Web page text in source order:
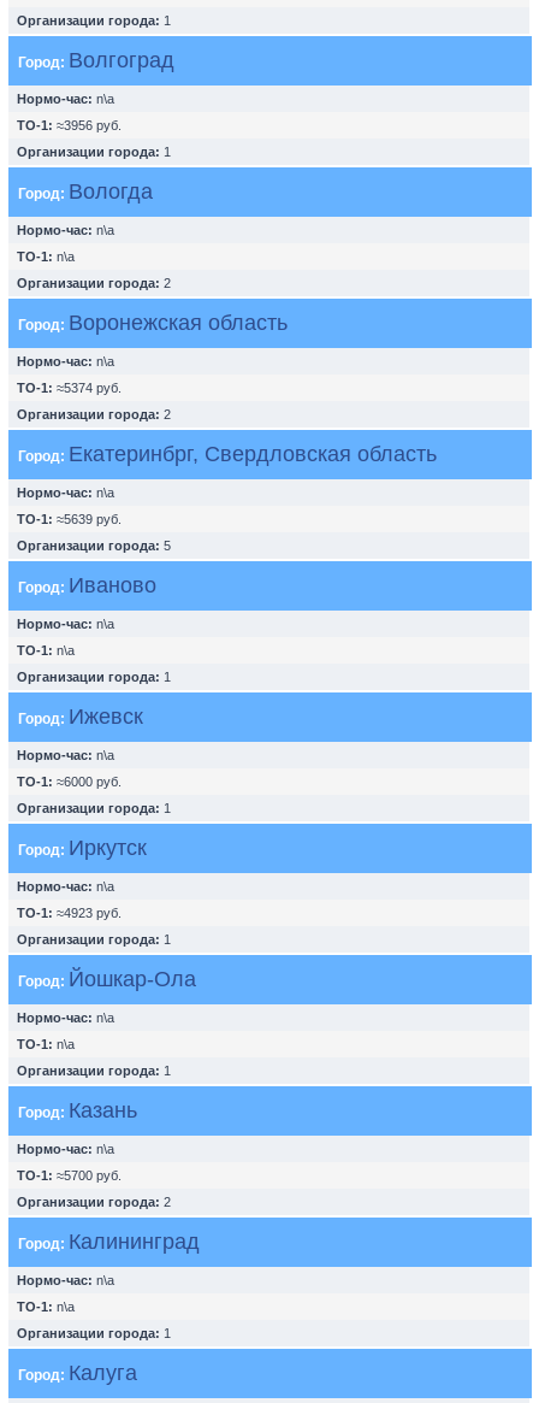
Организации города: 1
Город: Волгоград
Нормо-час: n\a
ТО-1: ≈3956 руб.
Организации города: 1
Город: Вологда
Нормо-час: n\a
ТО-1: n\a
Организации города: 2
Город: Воронежская область
Нормо-час: n\a
ТО-1: ≈5374 руб.
Организации города: 2
Город: Екатеринбрг, Свердловская область
Нормо-час: n\a
ТО-1: ≈5639 руб.
Организации города: 5
Город: Иваново
Нормо-час: n\a
ТО-1: n\a
Организации города: 1
Город: Ижевск
Нормо-час: n\a
ТО-1: ≈6000 руб.
Организации города: 1
Город: Иркутск
Нормо-час: n\a
ТО-1: ≈4923 руб.
Организации города: 1
Город: Йошкар-Ола
Нормо-час: n\a
ТО-1: n\a
Организации города: 1
Город: Казань
Нормо-час: n\a
ТО-1: ≈5700 руб.
Организации города: 2
Город: Калининград
Нормо-час: n\a
ТО-1: n\a
Организации города: 1
Город: Калуга